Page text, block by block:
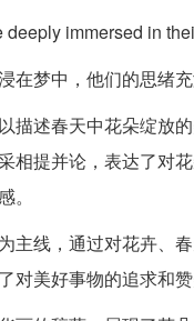
immersed in
在梦中，他们的思绪
描述春天中花朵绽放
相提并论，表达了对
主线，通过对花卉、
对美好事物的追求和